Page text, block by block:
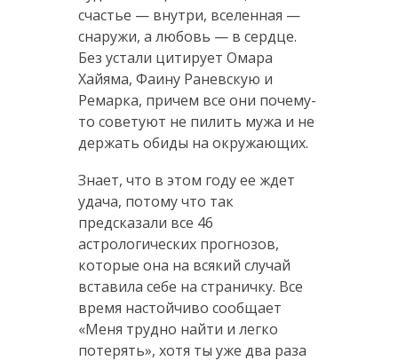
счастье — внутри, вселенная —
снаружи, а любовь — в сердце.
Без устали цитирует Омара
Хайяма, Фаину Раневскую и
Ремарка, причем все они почему-
то советуют не пилить мужа и не
держать обиды на окружающих.
Знает, что в этом году ее ждет
удача, потому что так
предсказали все 46
астрологических прогнозов,
которые она на всякий случай
вставила себе на страничку. Все
время настойчиво сообщает
«Меня трудно найти и легко
потерять», хотя ты уже два раза